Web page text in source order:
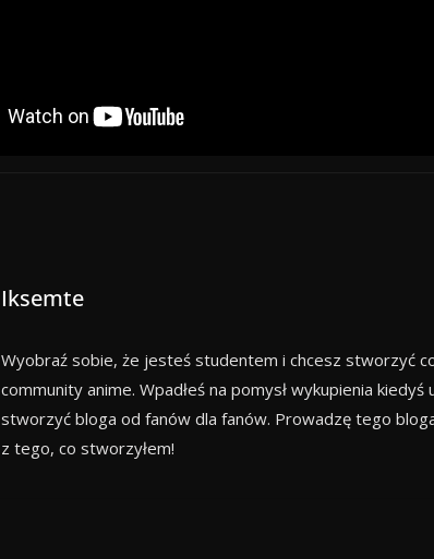
Iksemte
Wyobraź sobie, że jesteś studentem i chcesz stworzyć
community anime. Wpadłeś na pomysł wykupienia
stworzyć bloga od fanów dla fanów. Prowadzę tego
z tego, co stworzyłem!